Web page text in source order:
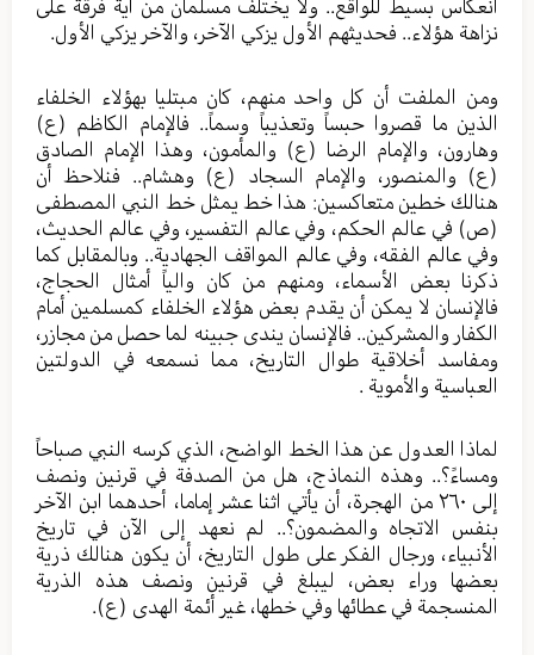
انعكاس بسيط للواقع.. ولا يختلف مسلمان من أية فرقة على
نزاهة هؤلاء.. فحديثهم الأول يزكي الآخر، والآخر يزكي الأول.
ومن الملفت أن كل واحد منهم، كان مبتليا بهؤلاء الخلفاء
الذين ما قصروا حبساً وتعذيباً وسماً.. فالإمام الكاظم (ع)
وهارون، والإمام الرضا (ع) والمأمون، وهذا الإمام الصادق
(ع) والمنصور، والإمام السجاد (ع) وهشام.. فنلاحظ أن
هنالك خطين متعاكسين: هذا خط يمثل خط النبي المصطفى
(ص) في عالم الحكم، وفي عالم التفسير، وفي عالم الحديث،
وفي عالم الفقه، وفي عالم المواقف الجهادية.. وبالمقابل كما
ذكرنا بعض الأسماء، ومنهم من كان والياً أمثال الحجاج،
فالإنسان لا يمكن أن يقدم بعض هؤلاء الخلفاء كمسلمين أمام
الكفار والمشركين.. فالإنسان يندى جبينه لما حصل من مجازر،
ومفاسد أخلاقية طوال التاريخ، مما نسمعه في الدولتين
العباسية والأموية .
لماذا العدول عن هذا الخط الواضح، الذي كرسه النبي صباحاً
ومساءً؟.. وهذه النماذج، هل من الصدفة في قرنين ونصف
إلى ٢٦٠ من الهجرة، أن يأتي اثنا عشر إماما، أحدهما ابن الآخر
بنفس الاتجاه والمضمون؟.. لم نعهد إلى الآن في تاريخ
الأنبياء، ورجال الفكر على طول التاريخ، أن يكون هنالك ذرية
بعضها وراء بعض، ليبلغ في قرنين ونصف هذه الذرية
المنسجمة في عطائها وفي خطها، غير أئمة الهدى (ع).